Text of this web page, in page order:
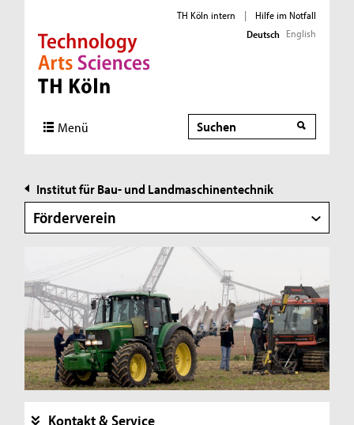
Direkt zur Hauptnavigation
Direkt zur Subnavigation
Direkt zum Inhalt
Direkt zum Fußbereich
TH Köln intern |
Hilfe im Notfall
Deutsch English
Menü Suche
Suche
Institut für Bau- und Landmaschinentechnik
Förderverein
Kontakt & Service